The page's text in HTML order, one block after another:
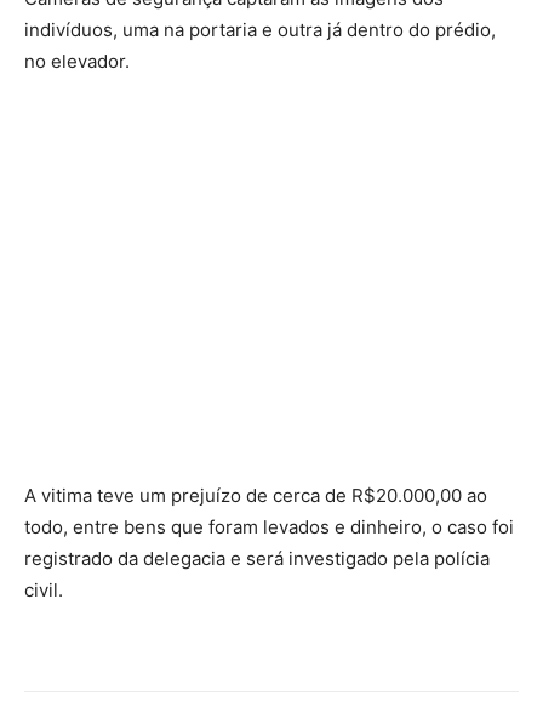
indivíduos, uma na portaria e outra já dentro do prédio,
no elevador.
A vitima teve um prejuízo de cerca de R$20.000,00 ao
todo, entre bens que foram levados e dinheiro, o caso foi
registrado da delegacia e será investigado pela polícia
civil.